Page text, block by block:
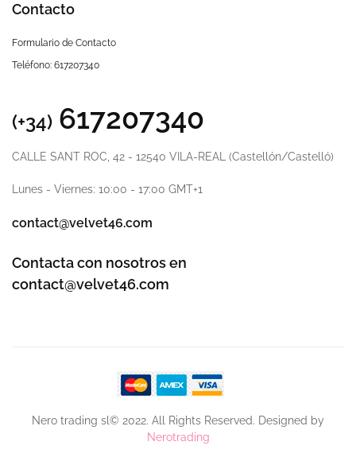
Contacto
Formulario de Contacto
Teléfono: 617207340
(+34) 617207340
CALLE SANT ROC, 42 - 12540 VILA-REAL (Castellón/Castelló)
Lunes - Viernes: 10:00 - 17:00 GMT+1
contact@velvet46.com
Contacta con nosotros en
contact@velvet46.com
Nero trading sl© 2022. All Rights Reserved. Designed by
Nerotrading